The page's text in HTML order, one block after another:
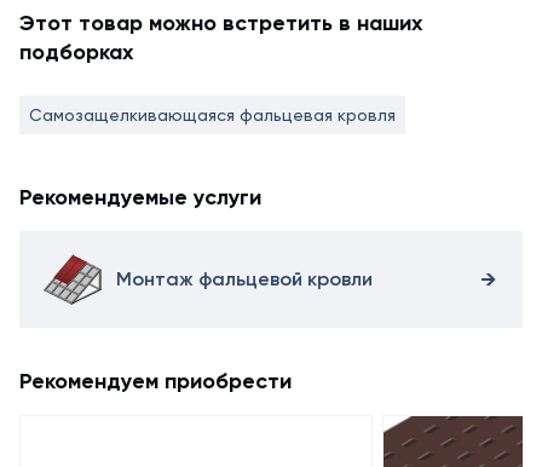
Этот товар можно встретить в наших
подборках
Самозащелкивающаяся фальцевая кровля
Рекомендуемые услуги
Монтаж фальцевой кровли
Рекомендуем приобрести